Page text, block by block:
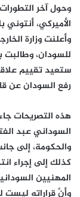
وحول آخر
الأميركي، أنتوني
وأعلنت وزارة
للسودان، وطالبت
ستعيد تقييم
رفع السودان عن
هذه التصريحات
السوداني عبد
والحكومة، إلى
المهنيين
وأنَّ قراراته ليست